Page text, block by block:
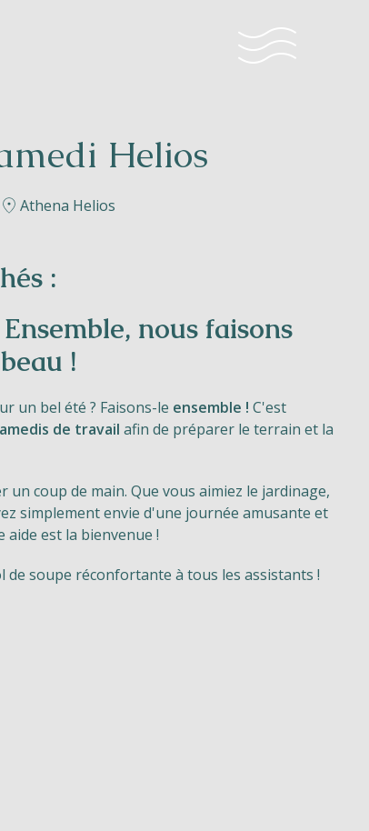
Helios
Athena Helios
:
nous faisons
!
un bel été ? Faisons-le ensemble ! C'est
de travail afin de préparer le terrain et la
coup de main. Que vous aimiez le jardinage,
simplement envie d'une journée amusante et
est la bienvenue !
soupe réconfortante à tous les assistants !